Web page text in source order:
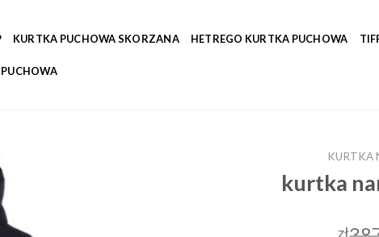
KURTKA PUCHOWA SKORZANA HETREGO KURTKA PUCHOWA
KURTKA
kurtka
zł